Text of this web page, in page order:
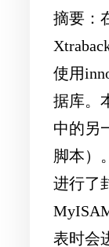
摘要：
使用
据库。
中的另
脚本）
进行了
表时会